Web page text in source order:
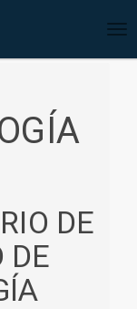
DE
DE